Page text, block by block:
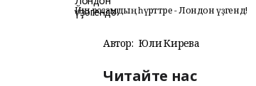
Йәш рәссамдың һүрәттәре - Лондон үҙәгендә!
Автор: Юлиә Кирәева
Читайте нас